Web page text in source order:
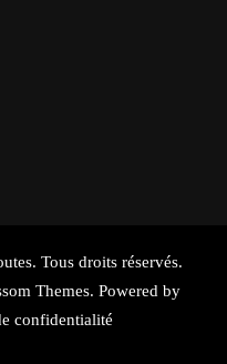
. Tous droits réservés.
Themes. Powered by
confidentialité